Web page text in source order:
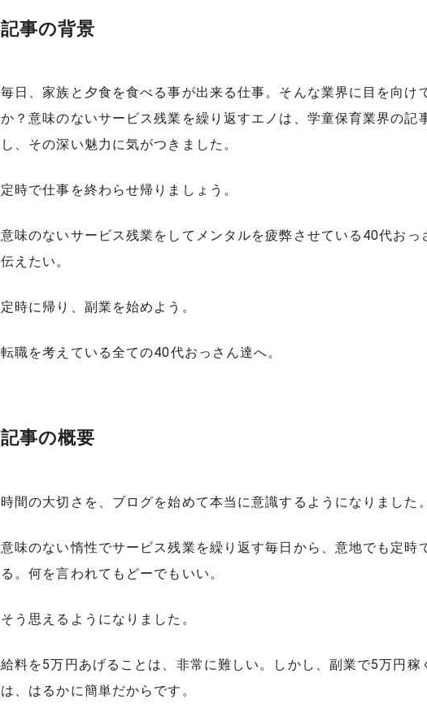
記事の背景
毎日、家族と夕食を食べる事が出来る仕事。そんな業界に目を向け
か？意味のないサービス残業を繰り返すエノは、学童保育業界の記
し、その深い魅力に気がつきました。
定時で仕事を終わらせ帰りましょう。
意味のないサービス残業をしてメンタルを疲弊させている40代おっ
伝えたい。
定時に帰り、副業を始めよう。
転職を考えている全ての40代おっさん達へ。
記事の概要
時間の大切さを、ブログを始めて本当に意識するようになりました。
意味のない惰性でサービス残業を繰り返す毎日から、意地でも定時
る。何を言われてもどーでもいい。
そう思えるようになりました。
給料を5万円あげることは、非常に難しい。しかし、副業で5万円稼
は、はるかに簡単だからです。